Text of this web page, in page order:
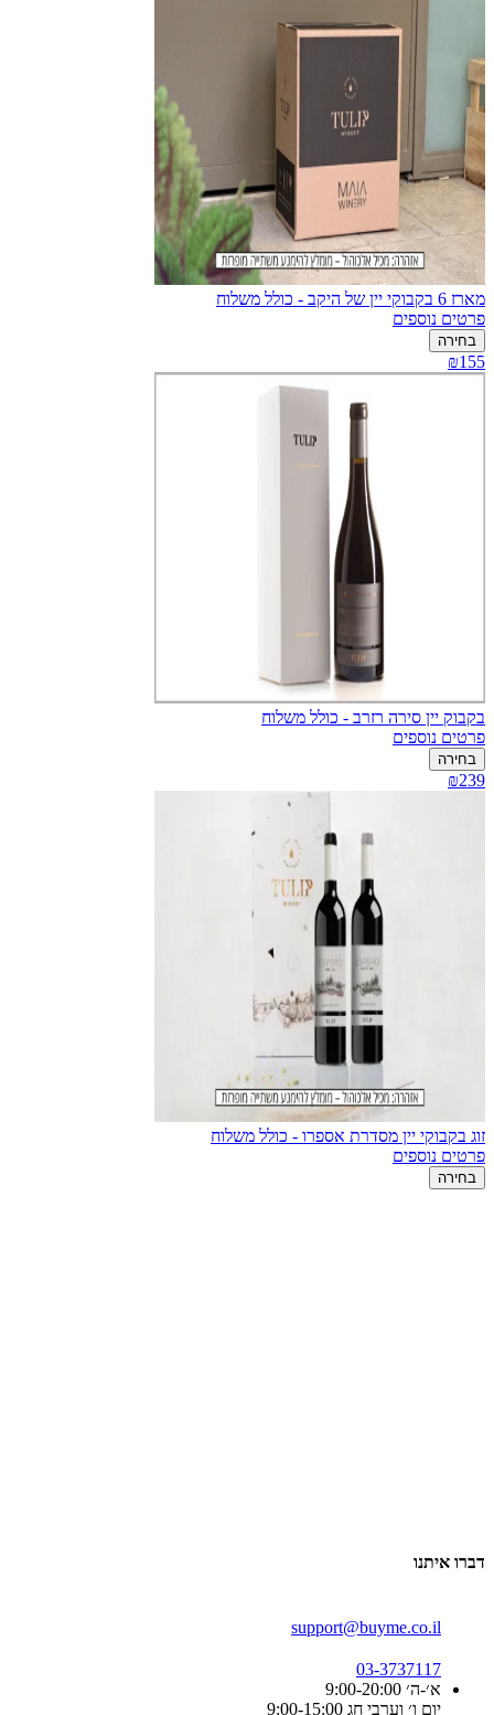
מארז 6 בקבוקי יין של היקב - כולל משלוח
פרטים נוספים
בחירה
₪155
בקבוק יין סירה רזרב - כולל משלוח
פרטים נוספים
בחירה
₪239
זוג בקבוקי יין מסדרת אספרו - כולל משלוח
פרטים נוספים
בחירה
דברו איתנו
support@buyme.co.il
03-3737117
א׳-ה׳ 9:00-20:00
יום ו׳ וערבי חג 9:00-15:00